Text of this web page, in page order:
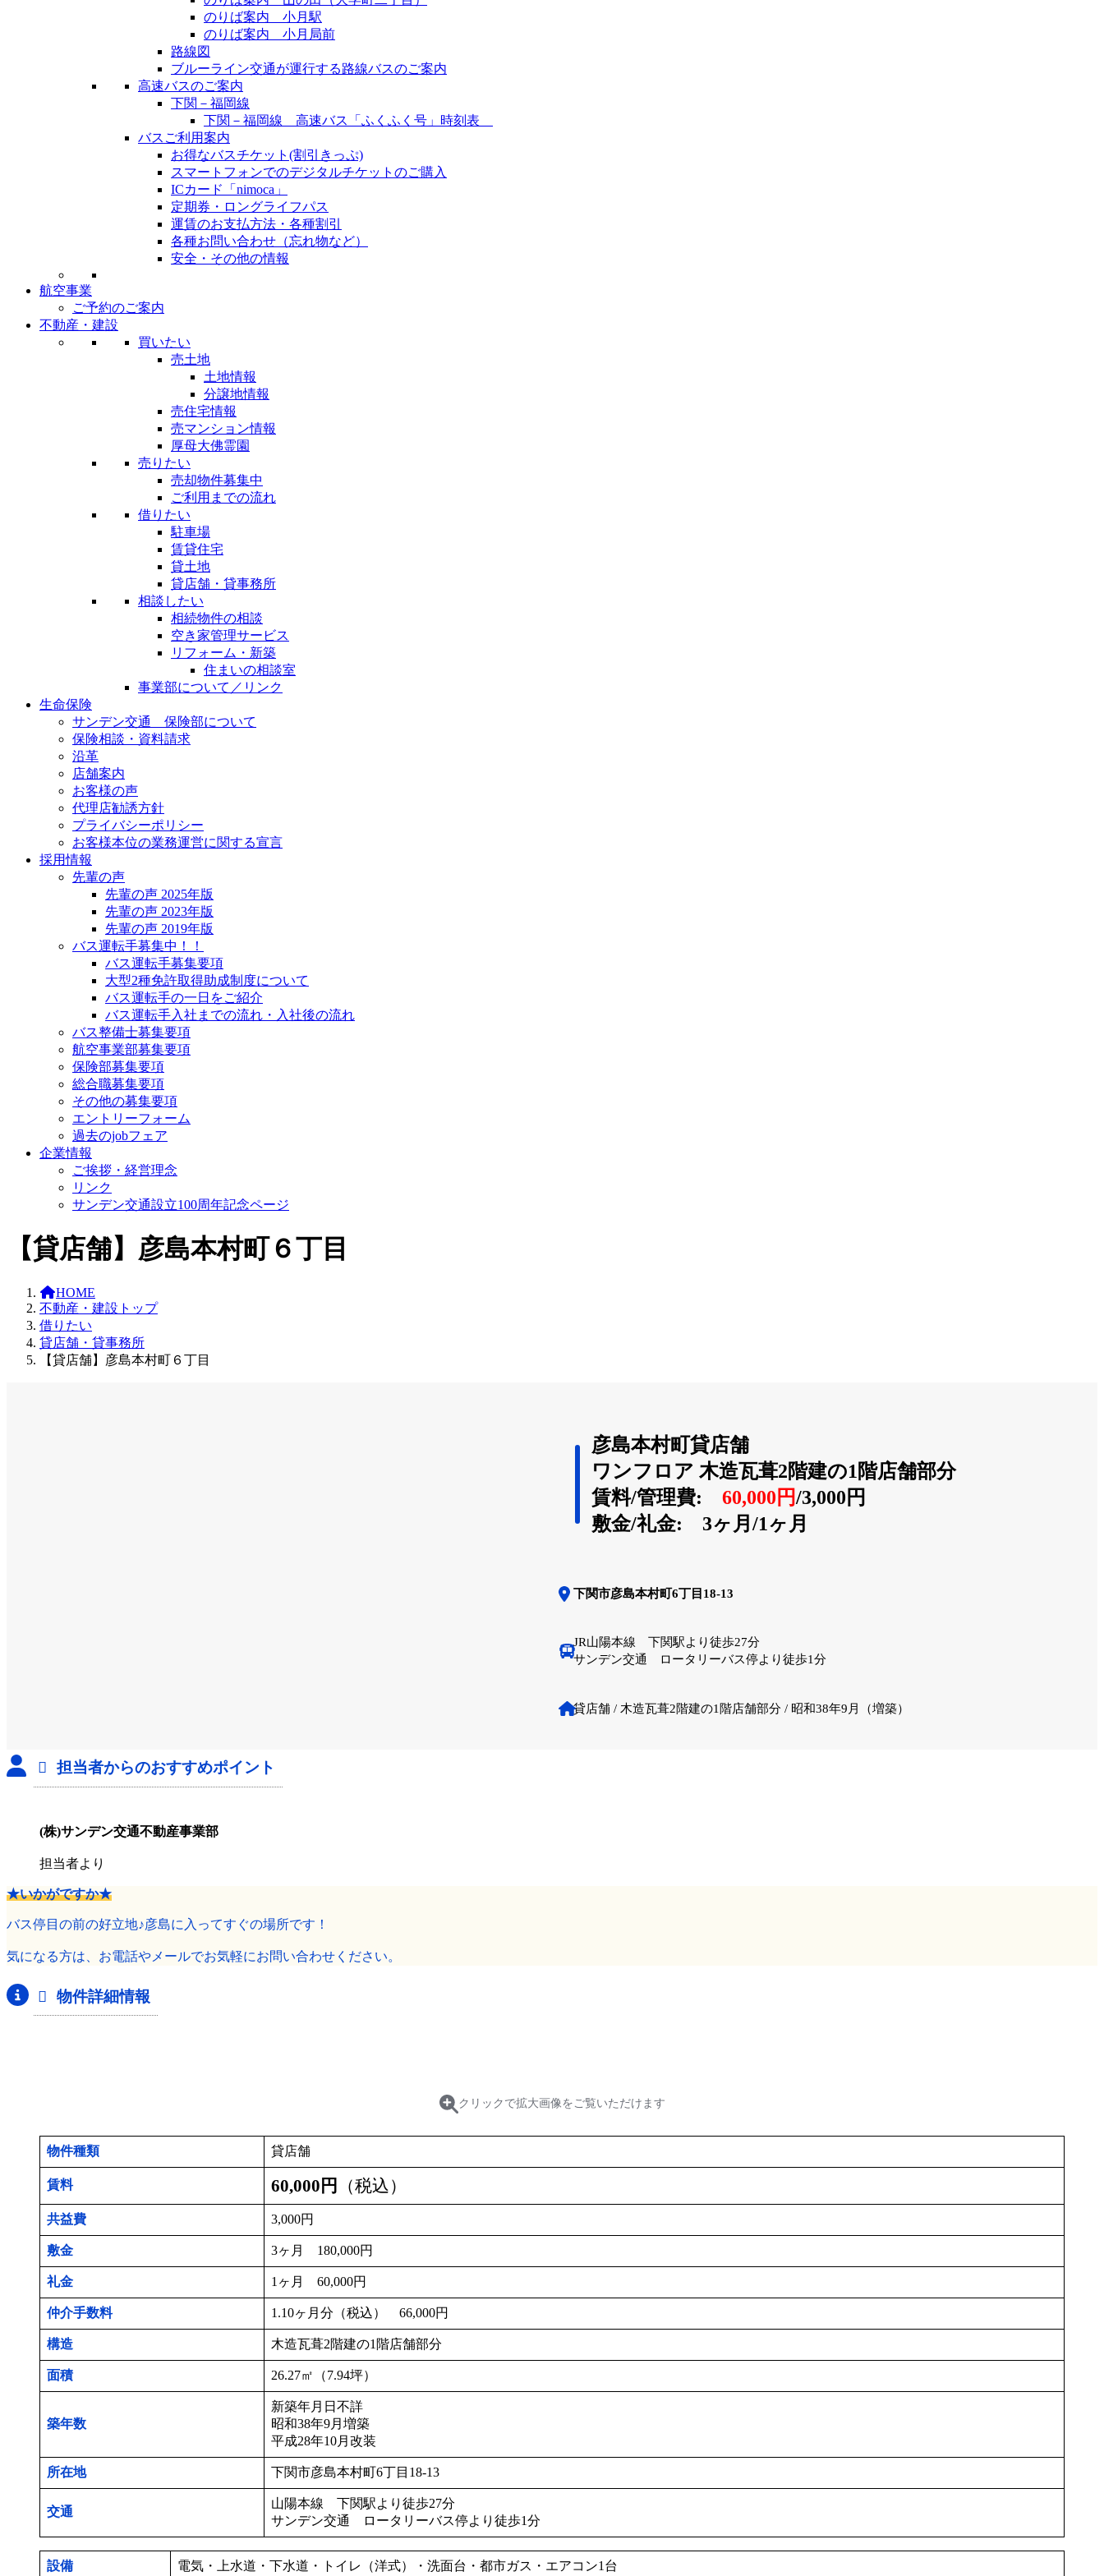
のりば案内 小月駅
のりば案内 小月局前
路線図
ブルーライン交通が運行する路線バスのご案内
高速バスのご案内
下関－福岡線
下関－福岡線 高速バス「ふくふく号」時刻表
バスご利用案内
お得なバスチケット(割引きっぷ)
スマートフォンでのデジタルチケットのご購入
ICカード「nimoca」
定期券・ロングライフパス
運賃のお支払方法・各種割引
各種お問い合わせ（忘れ物など）
安全・その他の情報
航空事業
ご予約のご案内
不動産・建設
買いたい
売土地
土地情報
分譲地情報
売住宅情報
売マンション情報
厚母大佛霊園
売りたい
売却物件募集中
ご利用までの流れ
借りたい
駐車場
賃貸住宅
貸土地
貸店舗・貸事務所
相談したい
相続物件の相談
空き家管理サービス
リフォーム・新築
住まいの相談室
事業部について／リンク
生命保険
サンデン交通 保険部について
保険相談・資料請求
沿革
店舗案内
お客様の声
代理店勧誘方針
プライバシーポリシー
お客様本位の業務運営に関する宣言
採用情報
先輩の声
先輩の声 2025年版
先輩の声 2023年版
先輩の声 2019年版
バス運転手募集中！！
バス運転手募集要項
大型2種免許取得助成制度について
バス運転手の一日をご紹介
バス運転手入社までの流れ・入社後の流れ
バス整備士募集要項
航空事業部募集要項
保険部募集要項
総合職募集要項
その他の募集要項
エントリーフォーム
過去のjobフェア
企業情報
ご挨拶・経営理念
リンク
サンデン交通設立100周年記念ページ
【貸店舗】彦島本村町６丁目
HOME
不動産・建設トップ
借りたい
貸店舗・貸事務所
【貸店舗】彦島本村町６丁目
彦島本村町貸店舗
ワンフロア 木造瓦葺2階建の1階店舗部分
賃料/管理費: 60,000円/3,000円
敷金/礼金: 3ヶ月/1ヶ月
下関市彦島本村町6丁目18-13
JR山陽本線 下関駅より徒歩27分
サンデン交通 ロータリーバス停より徒歩1分
貸店舗 / 木造瓦葺2階建の1階店舗部分 / 昭和38年9月（増築）
担当者からのおすすめポイント
(株)サンデン交通不動産事業部
担当者より
★いかがですか★
バス停目の前の好立地♪彦島に入ってすぐの場所です！
気になる方は、お電話やメールでお気軽にお問い合わせください。
物件詳細情報
クリックで拡大画像をご覧いただけます
物件種類 貸店舗
賃料 60,000円 （税込）
共益費 3,000円
敷金 3ヶ月 180,000円
礼金 1ヶ月 60,000円
仲介手数料 1.10ヶ月分（税込） 66,000円
構造 木造瓦葺2階建の1階店舗部分
面積 26.27㎡（7.94坪）
築年数
新築年月日不詳
昭和38年9月増築
平成28年10月改装
所在地 下関市彦島本村町6丁目18-13
交通
山陽本線 下関駅より徒歩27分
サンデン交通 ロータリーバス停より徒歩1分
設備 電気・上水道・下水道・トイレ（洋式）・洗面台・都市ガス・エアコン1台